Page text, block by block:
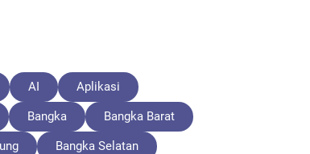
AI Aplikasi
Bangka Bangka Barat
Bangka Selatan